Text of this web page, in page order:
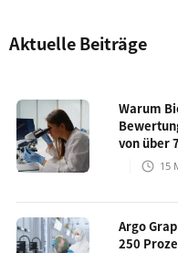
Aktuelle Beiträge
Warum
von über
15
Argo
250